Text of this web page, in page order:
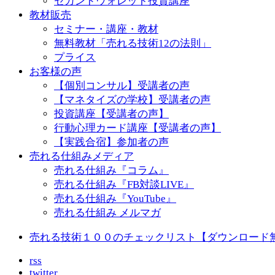
教材販売
セミナー・講座・教材
無料教材「売れる技術12の法則」
プライス
お客様の声
【個別コンサル】受講者の声
【マネタイズの学校】受講者の声
投資講座【受講者の声】
行動心理カード講座【受講者の声】
【実践合宿】参加者の声
売れる仕組みメディア
売れる仕組み『コラム』
売れる仕組み『FB対談LIVE』
売れる仕組み『YouTube』
売れる仕組み メルマガ
売れる技術１００のチェックリスト【ダウンロード
rss
twitter